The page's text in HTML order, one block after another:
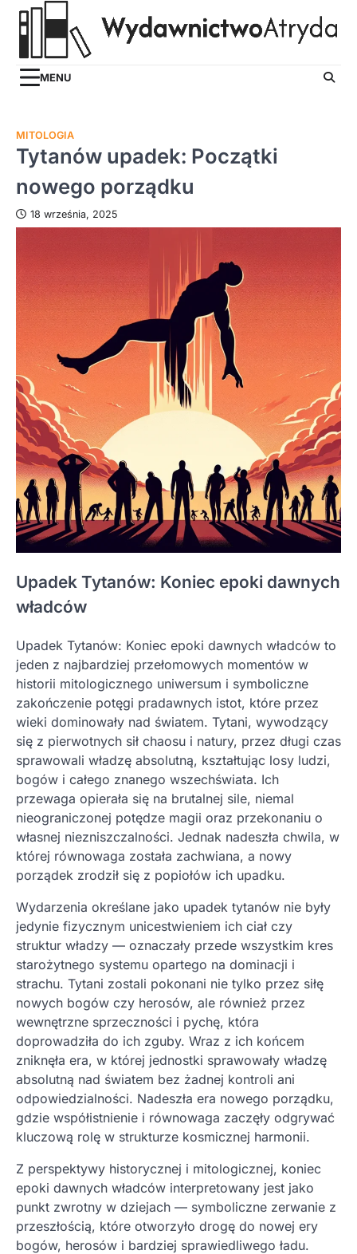
Skip
MENU
MITOLOGIA
Tytanów upadek: Początki
nowego porządku
18 września, 2025
Upadek Tytanów: Koniec epoki dawnych
władców
Upadek Tytanów: Koniec epoki dawnych władców to
jeden z najbardziej przełomowych momentów w
historii mitologicznego uniwersum i symboliczne
zakończenie potęgi pradawnych istot, które przez
wieki dominowały nad światem. Tytani, wywodzący
się z pierwotnych sił chaosu i natury, przez długi czas
sprawowali władzę absolutną, kształtując losy ludzi,
bogów i całego znanego wszechświata. Ich
przewaga opierała się na brutalnej sile, niemal
nieograniczonej potędze magii oraz przekonaniu o
własnej niezniszczalności. Jednak nadeszła chwila, w
której równowaga została zachwiana, a nowy
porządek zrodził się z popiołów ich upadku.
Wydarzenia określane jako upadek tytanów nie były
jedynie fizycznym unicestwieniem ich ciał czy
struktur władzy — oznaczały przede wszystkim kres
starożytnego systemu opartego na dominacji i
strachu. Tytani zostali pokonani nie tylko przez siłę
nowych bogów czy herosów, ale również przez
wewnętrzne sprzeczności i pychę, która
doprowadziła do ich zguby. Wraz z ich końcem
zniknęła era, w której jednostki sprawowały władzę
absolutną nad światem bez żadnej kontroli ani
odpowiedzialności. Nadeszła era nowego porządku,
gdzie współistnienie i równowaga zaczęły odgrywać
kluczową rolę w strukturze kosmicznej harmonii.
Z perspektywy historycznej i mitologicznej, koniec
epoki dawnych władców interpretowany jest jako
punkt zwrotny w dziejach — symboliczne zerwanie z
przeszłością, które otworzyło drogę do nowej ery
bogów, herosów i bardziej sprawiedliwego ładu.